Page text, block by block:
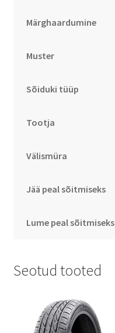
Märghaardumine
Muster
Sõiduki tüüp
Tootja
Välismüra
Jää peal sõitmiseks
Lume peal sõitmiseks
Seotud tooted